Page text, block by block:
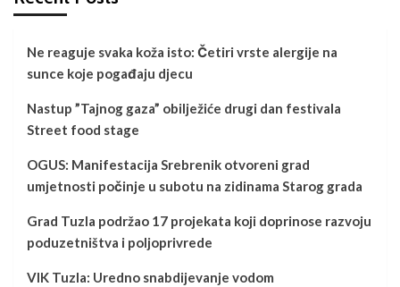
Ne reaguje svaka koža isto: Četiri vrste alergije na
sunce koje pogađaju djecu
Nastup ”Tajnog gaza” obilježiće drugi dan festivala
Street food stage
OGUS: Manifestacija Srebrenik otvoreni grad
umjetnosti počinje u subotu na zidinama Starog grada
Grad Tuzla podržao 17 projekata koji doprinose razvoju
poduzetništva i poljoprivrede
VIK Tuzla: Uredno snabdijevanje vodom